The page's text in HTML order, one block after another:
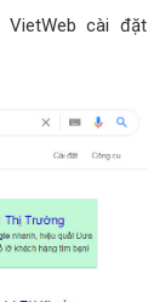
VietWeb cài đặt